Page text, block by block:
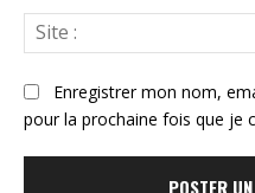
Enregistrer mon nom,
pour la prochaine fois que je